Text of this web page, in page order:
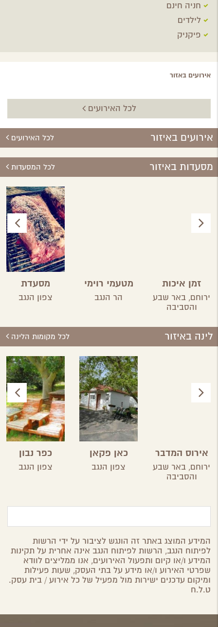
חניה חינם
לילדים
פיקניק
אירועים באזור
לכל האירועים
אירועים באיזור לכל האירועים
מסעדות באיזור לכל המסעדות
זמן איכות
ירוחם, באר שבע
והסביבה
מטעמי רוימי
הר הנגב
מסעדת
פטגוניה
צפון הנגב
לינה באיזור לכל מקומות הלינה
אירוס המדבר
ירוחם, באר שבע
והסביבה
כאן פקאן
צפון הנגב
כפר נבון
צפון הנגב
המידע המוצג באתר זה הונגש לציבור על ידי הרשות
לפיתוח הנגב, הרשות לפיתוח הנגב אינה אחרית על תקינות
המידע ו/או קיום ותפעול האירועים, אנו ממליצים לוודא
שפרטי האירוע ו/או מידע על בתי העסק, שעות פעילות
ומיקום עדכנים ישירות מול מפעיל של כל אירוע / בית עסק.
ט.ל.ח